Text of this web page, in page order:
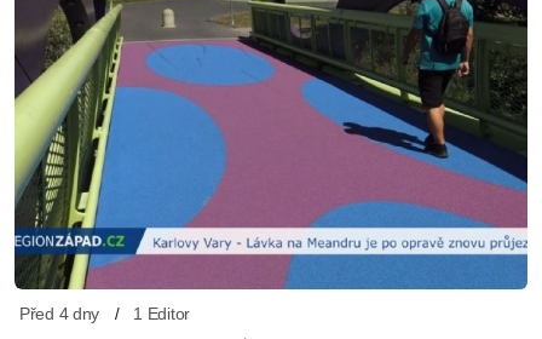
Před 4 dny 1 Editor